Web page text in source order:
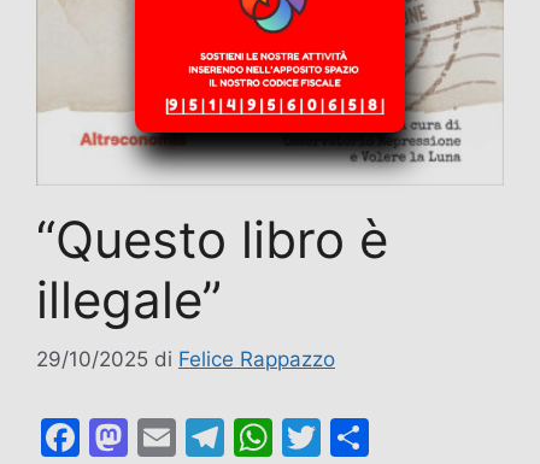
“Questo libro è
illegale”
29/10/2025 di Felice Rappazzo
F
M E
T
W T